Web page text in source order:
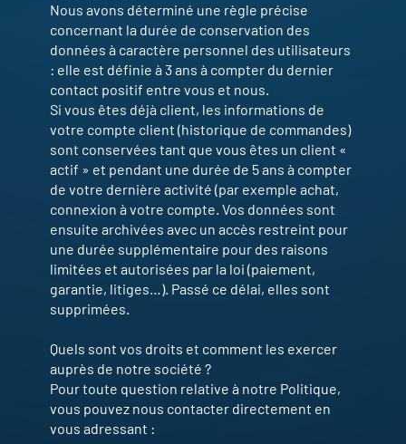
Nous avons déterminé une règle précise
concernant la durée de conservation des
données à caractère personnel des utilisateurs
: elle est définie à 3 ans à compter du dernier
contact positif entre vous et nous.
Si vous êtes déjà client, les informations de
votre compte client (historique de commandes)
sont conservées tant que vous êtes un client «
actif » et pendant une durée de 5 ans à compter
de votre dernière activité (par exemple achat,
connexion à votre compte. Vos données sont
ensuite archivées avec un accès restreint pour
une durée supplémentaire pour des raisons
limitées et autorisées par la loi (paiement,
garantie, litiges…). Passé ce délai, elles sont
supprimées.
Quels sont vos droits et comment les exercer
auprès de notre société ?
Pour toute question relative à notre Politique,
vous pouvez nous contacter directement en
vous adressant :